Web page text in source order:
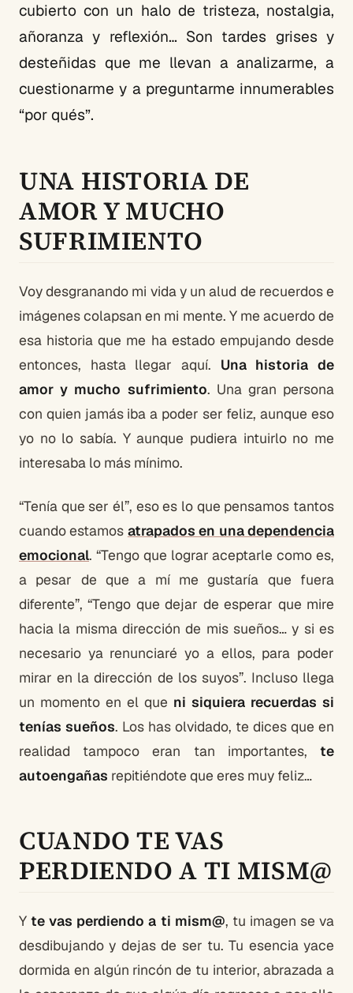
cubierto con un halo de tristeza, nostalgia,
añoranza y reflexión… Son tardes grises y
desteñidas que me llevan a analizarme, a
cuestionarme y a preguntarme innumerables
“por qués”.
UNA HISTORIA DE
AMOR Y MUCHO
SUFRIMIENTO
Voy desgranando mi vida y un alud de recuerdos e
imágenes colapsan en mi mente. Y me acuerdo de
esa historia que me ha estado empujando desde
entonces, hasta llegar aquí. Una historia de
amor y mucho sufrimiento. Una gran persona
con quien jamás iba a poder ser feliz, aunque eso
yo no lo sabía. Y aunque pudiera intuirlo no me
interesaba lo más mínimo.
“Tenía que ser él”, eso es lo que pensamos tantos
cuando estamos atrapados en una dependencia
emocional. “Tengo que lograr aceptarle como es,
a pesar de que a mí me gustaría que fuera
diferente”, “Tengo que dejar de esperar que mire
hacia la misma dirección de mis sueños… y si es
necesario ya renunciaré yo a ellos, para poder
mirar en la dirección de los suyos”. Incluso llega
un momento en el que ni siquiera recuerdas si
tenías sueños. Los has olvidado, te dices que en
realidad tampoco eran tan importantes, te
autoengañas repitiéndote que eres muy feliz…
CUANDO TE VAS
PERDIENDO A TI MISM@
Yte vas perdiendo a ti mism@, tu imagen se va
desdibujando y dejas de ser tu. Tu esencia yace
dormida en algún rincón de tu interior, abrazada a